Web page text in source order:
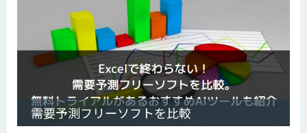
需要予測フリーソフトを比較